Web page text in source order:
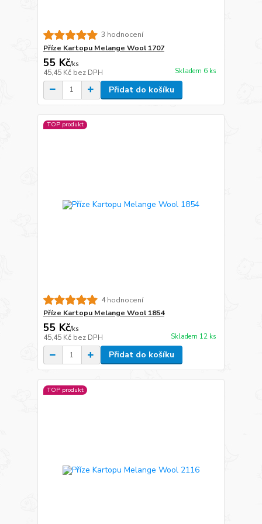
3 hodnocení
Příze Kartopu Melange Wool 1707
55 Kč/ks
45,45 Kč bez DPH Skladem 6 ks
Přidat do košíku
TOP produkt
4 hodnocení
Příze Kartopu Melange Wool 1854
55 Kč/ks
45,45 Kč bez DPH Skladem 12 ks
Přidat do košíku
TOP produkt